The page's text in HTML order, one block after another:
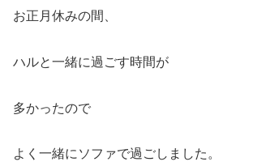
お正月休みの間、
ハルと一緒に過ごす時間が
多かったので
よく一緒にソファで過ごしました。